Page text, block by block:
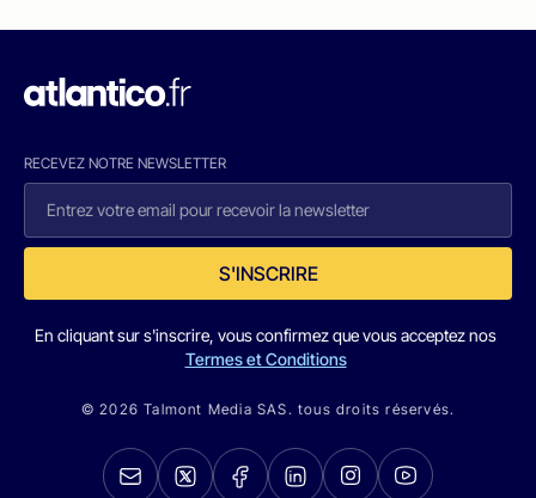
RECEVEZ NOTRE NEWSLETTER
S'INSCRIRE
En cliquant sur s'inscrire, vous confirmez que vous acceptez nos
Termes et Conditions
© 2026 Talmont Media SAS. tous droits réservés.